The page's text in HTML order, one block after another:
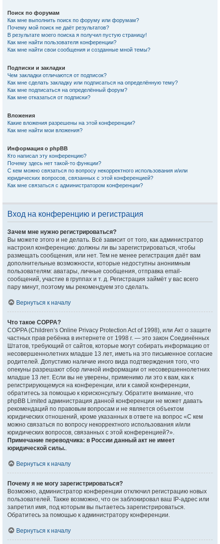
Поиск по форумам
Как мне выполнить поиск по форуму или форумам?
Почему мой поиск не даёт результатов?
В результате моего поиска я получил пустую страницу!
Как мне найти пользователя конференции?
Как мне найти свои сообщения и созданные мной темы?
Подписки и закладки
Чем закладки отличаются от подписок?
Как мне сделать закладку или подписаться на определённую тему?
Как мне подписаться на определённый форум?
Как мне отказаться от подписки?
Вложения
Какие вложения разрешены на этой конференции?
Как мне найти мои вложения?
Информация о phpBB
Кто написал эту конференцию?
Почему здесь нет такой-то функции?
С кем можно связаться по вопросу некорректного использования и/или
юридических вопросов, связанных с этой конференцией?
Как мне связаться с администратором конференции?
Вход на конференцию и регистрация
Зачем мне нужно регистрироваться?
Вы можете этого и не делать. Всё зависит от того, как администратор
настроил конференцию: должны ли вы зарегистрироваться, чтобы
размещать сообщения, или нет. Тем не менее регистрация даёт вам
дополнительные возможности, которые недоступны анонимным
пользователям: аватары, личные сообщения, отправка email-
сообщений, участие в группах и т. д. Регистрация займёт у вас всего
пару минут, поэтому мы рекомендуем это сделать.
Вернуться к началу
Что такое COPPA?
COPPA (Children’s Online Privacy Protection Act of 1998), или Акт о защите
частных прав ребёнка в интернете от 1998 г. — это закон Соединённых
Штатов, требующий от сайтов, которые могут собирать информацию от
несовершеннолетних младше 13 лет, иметь на это письменное согласие
родителей. Допустимо наличие иного вида подтверждения того, что
опекуны разрешают сбор личной информации от несовершеннолетних
младше 13 лет. Если вы не уверены, применимо ли это к вам, как к
регистрирующемуся на конференции, или к самой конференции,
обратитесь за помощью к юрисконсульту. Обратите внимание, что
phpBB Limited администрация данной конференции не может давать
рекомендаций по правовым вопросам и не является объектом
юридических отношений, кроме указанных в ответе на вопрос «С кем
можно связаться по вопросу некорректного использования и/или
юридических вопросов, связанных с этой конференцией?».
Примечание переводчика: в России данный акт не имеет
юридической силы..
Вернуться к началу
Почему я не могу зарегистрироваться?
Возможно, администратор конференции отключил регистрацию новых
пользователей. Также возможно, что он заблокировал ваш IP-адрес или
запретил имя, под которым вы пытаетесь зарегистрироваться.
Обратитесь за помощью к администратору конференции.
Вернуться к началу